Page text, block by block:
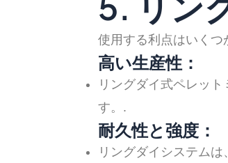
使用する利点はいく
高い生産性：
リングダイ式ペレッ
す。.
耐久性と強度：
リングダイシステム